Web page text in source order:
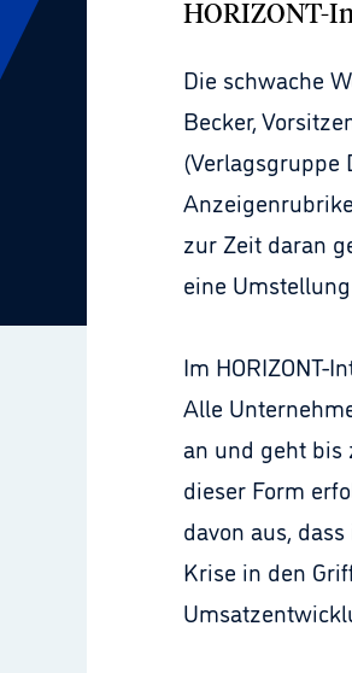
HORIZONT-
Die schwache
Becker,
(Verlagsgruppe
zur Zeit daran
eine
Im HORIZONT-
Alle
an und geht bis
dieser Form
davon aus,
Krise in den